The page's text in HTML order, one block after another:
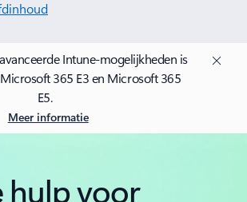
Intune-mogelijkheden is
365 E3 en Microsoft 365
E5.
Meer informatie
hulp voor